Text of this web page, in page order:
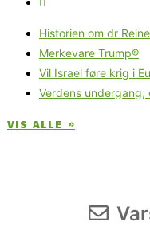
Historien om dr
Merkevare Trump®
Vil Israel føre krig i
Verdens undergang;
VIS ALLE »